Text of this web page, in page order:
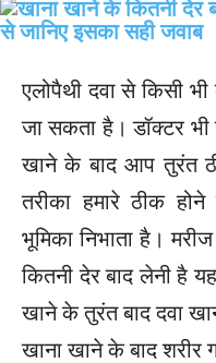
एलोपैथी दवा से किसी
जा सकता है। डॉक्टर
खाने के बाद आप तुरंत
तरीका हमारे ठीक
भूमिका निभाता है।
कितनी देर बाद लेनी है
खाने के तुरंत बाद दवा
खाना खाने के बाद शरीर